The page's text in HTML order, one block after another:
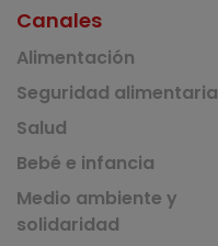
Canales
Alimentación
Seguridad alimentaria
Salud
Bebé e infancia
Medio ambiente y
solidaridad